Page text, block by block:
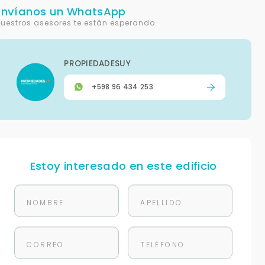
un WhatsApp
asesores te están esperando
PROPIEDADESUY
+598 96 434 253
Estoy interesado en este edificio